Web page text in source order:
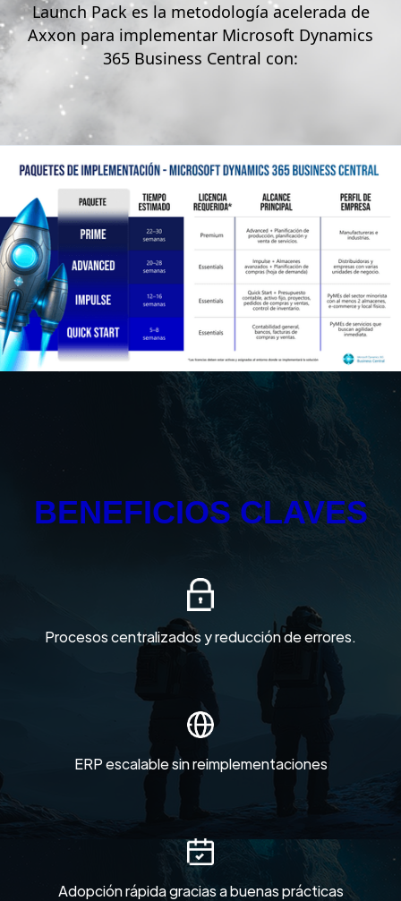
Launch Pack es la metodología acelerada de
Axxon para implementar Microsoft Dynamics
365 Business Central con:
BENEFICIOS CLAVES
Procesos centralizados y reducción de errores.
ERP escalable sin reimplementaciones
Adopción rápida gracias a buenas prácticas